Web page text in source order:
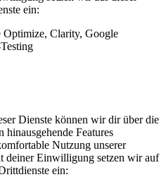
ein:
Clarity, Google
Dienste können wir dir über die
hinausgehende Features
Nutzung unserer
deiner Einwilligung setzen wir auf
ein: